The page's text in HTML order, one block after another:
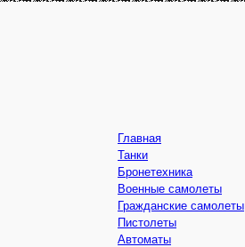
Главная
Танки
Бронетехника
Военные самолеты
Гражданские самолеты
Пистолеты
Автоматы